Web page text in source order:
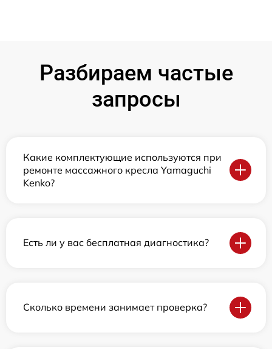
Разбираем частые
запросы
Какие комплектующие используются при
ремонте массажного кресла Yamaguchi
Kenko?
Есть ли у вас бесплатная диагностика?
Сколько времени занимает проверка?